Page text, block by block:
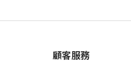
顧客服務